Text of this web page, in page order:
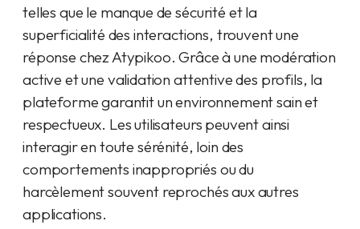
telles que le manque de sécurité et la
superficialité des interactions, trouvent une
réponse chez Atypikoo. Grâce à une modération
active et une validation attentive des profils, la
plateforme garantit un environnement sain et
respectueux. Les utilisateurs peuvent ainsi
interagir en toute sérénité, loin des
comportements inappropriés ou du
harcèlement souvent reprochés aux autres
applications.